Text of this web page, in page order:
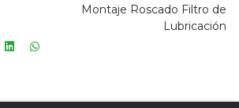
Montaje Roscado Filtro de
Lubricación